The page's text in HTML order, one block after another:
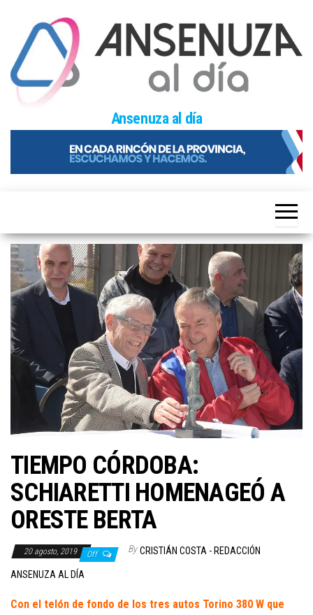
content
Ansenuza al día
TIEMPO CÓRDOBA:
SCHIARETTI HOMENAGEÓ A
ORESTE BERTA
20 agosto, 2019 Off By CRISTIÁN COSTA - REDACCIÓN
ANSENUZA AL DÍA
Con el telón de fondo de los tres autos Torino 380 W que